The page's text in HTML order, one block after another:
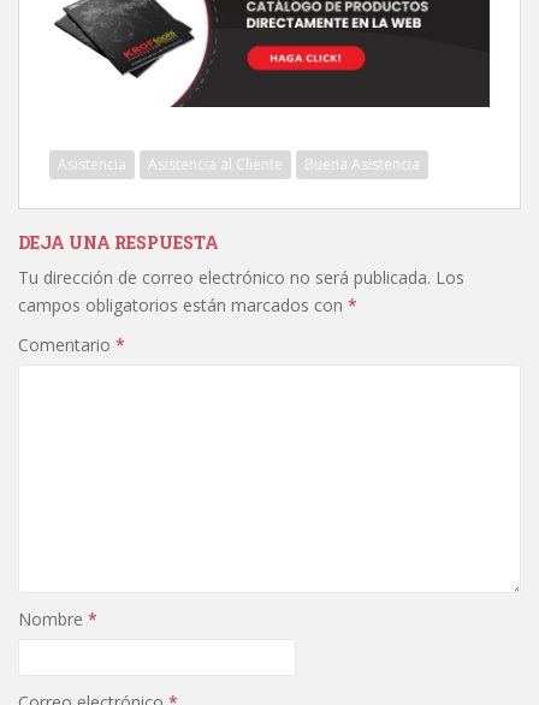
Asistencia Asistencia al Cliente Buena Asistencia
DEJA UNA RESPUESTA
Tu dirección de correo electrónico no será publicada. Los
campos obligatorios están marcados con *
Comentario *
Nombre *